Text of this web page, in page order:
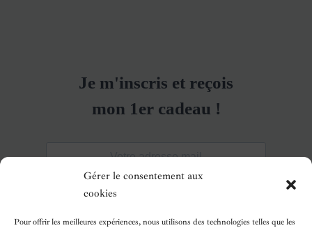
Gérer le consentement aux
cookies
Pour offrir les meilleures expériences, nous utilisons des technologies telles que les